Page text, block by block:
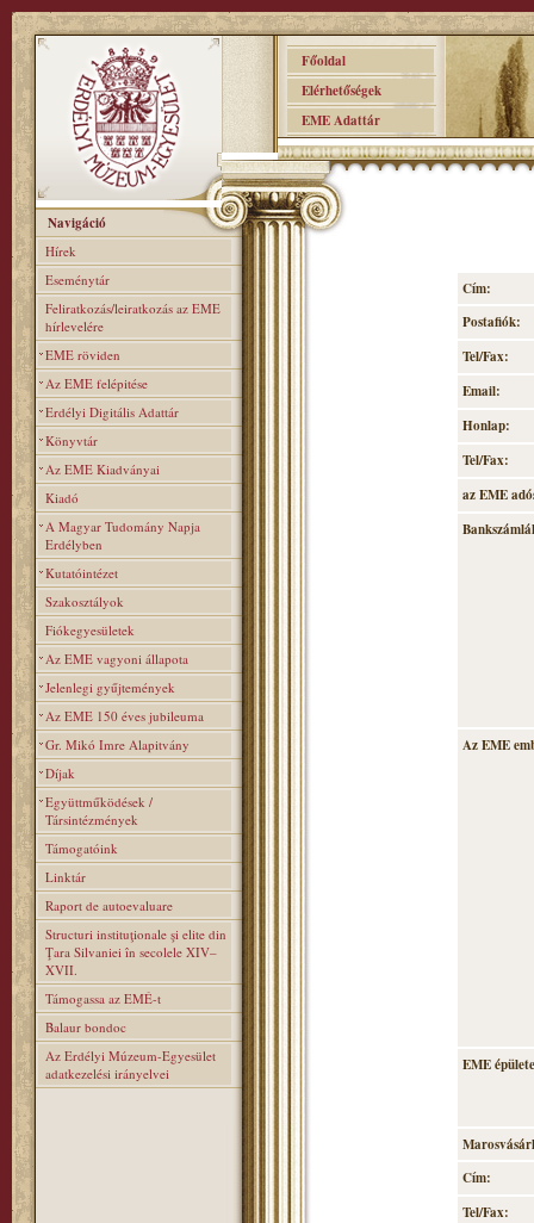
Főoldal
Elérhetőségek
EME Adattár
Navigáció
Hírek
Eseménytár
Feliratkozás/leiratkozás az EME
hírlevelére
EME röviden
Az EME felépitése
Erdélyi Digitális Adattár
Könyvtár
Az EME Kiadványai
Kiadó
A Magyar Tudomány Napja
Erdélyben
Kutatóintézet
Szakosztályok
Fiókegyesületek
Az EME vagyoni állapota
Jelenlegi gyűjtemények
Az EME 150 éves jubileuma
Gr. Mikó Imre Alapitvány
Díjak
Együttműködések /
Társintézmények
Támogatóink
Linktár
Raport de autoevaluare
Structuri instituţionale şi elite din
Ţara Silvaniei în secolele XIV–
XVII.
Támogassa az EMÉ-t
Balaur bondoc
Az Erdélyi Múzeum-Egyesület
adatkezelési irányelvei
Cím:
Postafiók:
Tel/Fax:
Email:
Honlap:
Tel/Fax:
az EME
Az EME
EME
Cím:
Tel/Fax: